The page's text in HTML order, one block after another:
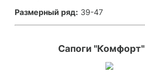
Размерный ряд: 39-47
Сапоги "Комфорт"